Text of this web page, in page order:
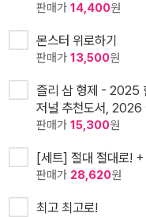
판매가 14,400원
몬스터 위로하기
판매가 13,500원
즐리 삼 형제 - 2025
저널 추천도서, 2026
판매가 15,300원
[세트] 절대 절대로!
판매가 28,620원
최고 최고로!